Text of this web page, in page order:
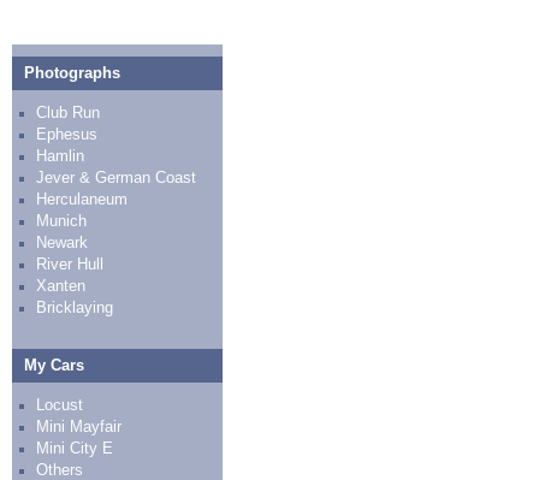
Photographs
Club Run
Ephesus
Hamlin
Jever & German Coast
Herculaneum
Munich
Newark
River Hull
Xanten
Bricklaying
My Cars
Locust
Mini Mayfair
Mini City E
Others